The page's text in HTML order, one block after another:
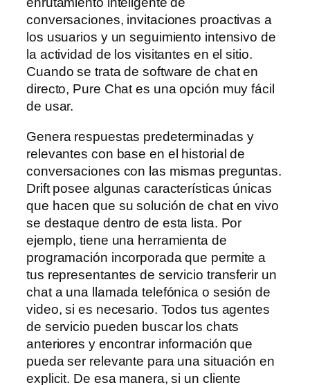
conversaciones, invitaciones proactivas a
los usuarios y un seguimiento intensivo de
la actividad de los visitantes en el sitio.
Cuando se trata de software de chat en
directo, Pure Chat es una opción muy fácil
de usar.
Genera respuestas predeterminadas y
relevantes con base en el historial de
conversaciones con las mismas preguntas.
Drift posee algunas características únicas
que hacen que su solución de chat en vivo
se destaque dentro de esta lista. Por
ejemplo, tiene una herramienta de
programación incorporada que permite a
tus representantes de servicio transferir un
chat a una llamada telefónica o sesión de
video, si es necesario. Todos tus agentes
de servicio pueden buscar los chats
anteriores y encontrar información que
pueda ser relevante para una situación en
explicit. De esa manera, si un cliente